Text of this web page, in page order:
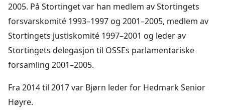
2005. På Stortinget var han medlem av Stortingets
forsvarskomité 1993–1997 og 2001–2005, medlem av
Stortingets justiskomité 1997–2001 og leder av
Stortingets delegasjon til OSSEs parlamentariske
forsamling 2001–2005.
Fra 2014 til 2017 var Bjørn leder for Hedmark Senior
Høyre.